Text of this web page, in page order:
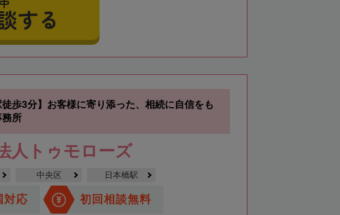
する
徒歩3分】お客様に寄り添った、相続に自信をも
務所
人トゥモローズ
中央区 日本橋駅
対応 初回相談無料